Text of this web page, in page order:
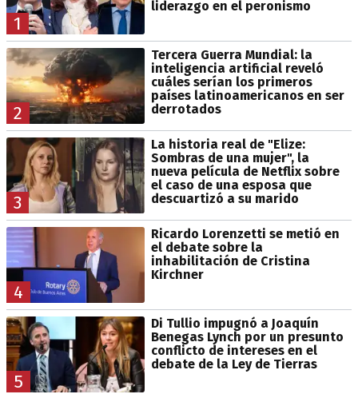
1
liderazgo en el peronismo
2
Tercera Guerra Mundial: la
inteligencia artificial reveló
cuáles serían los primeros
países latinoamericanos en ser
derrotados
3
La historia real de "Elize:
Sombras de una mujer", la
nueva película de Netflix sobre
el caso de una esposa que
descuartizó a su marido
4
Ricardo Lorenzetti se metió en
el debate sobre la
inhabilitación de Cristina
Kirchner
5
Di Tullio impugnó a Joaquín
Benegas Lynch por un presunto
conflicto de intereses en el
debate de la Ley de Tierras